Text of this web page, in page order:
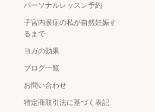
パーソナルレッスン予約
子宮内膜症の私が自然妊娠す
るまで
ヨガの効果
ブログ一覧
お問い合わせ
特定商取引法に基づく表記